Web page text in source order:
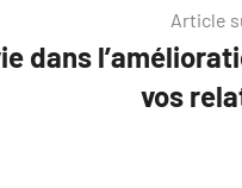
Article
dans
vos